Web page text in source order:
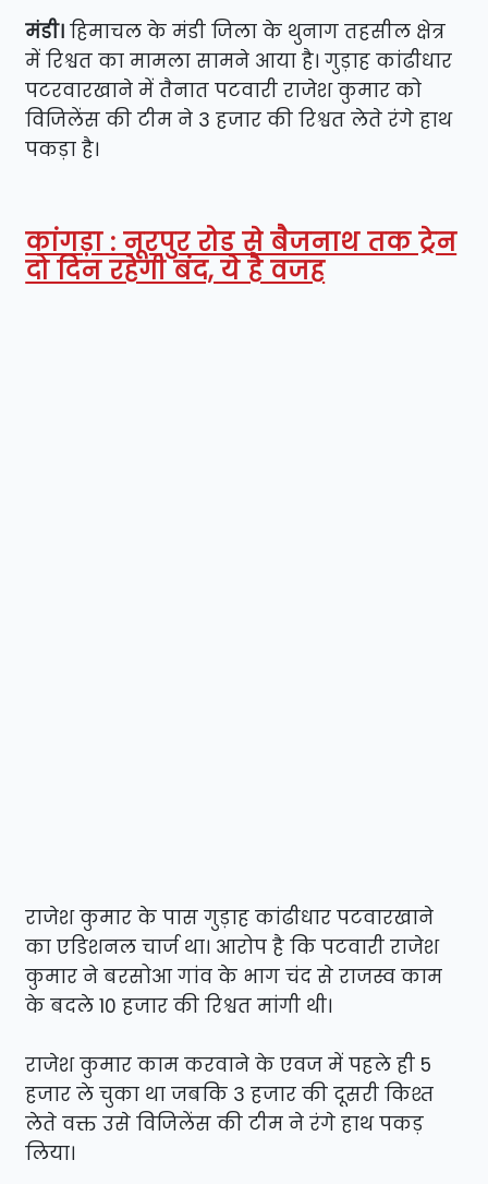
मंडी। हिमाचल के मंडी जिला के थुनाग तहसील क्षेत्र
में रिश्वत का मामला सामने आया है। गुड़ाह कांढीधार
पटरवारखाने में तैनात पटवारी राजेश कुमार को
विजिलेंस की टीम ने 3 हजार की रिश्वत लेते रंगे हाथ
पकड़ा है।
कांगड़ा : नूरपुर रोड से बैजनाथ तक ट्रेन
दो दिन रहेगी बंद, ये है वजह
राजेश कुमार के पास गुड़ाह कांढीधार पटवारखाने
का एडिशनल चार्ज था। आरोप है कि पटवारी राजेश
कुमार ने बरसोआ गांव के भाग चंद से राजस्व काम
के बदले 10 हजार की रिश्वत मांगी थी।
राजेश कुमार काम करवाने के एवज में पहले ही 5
हजार ले चुका था जबकि 3 हजार की दूसरी किश्त
लेते वक्त उसे विजिलेंस की टीम ने रंगे हाथ पकड़
लिया।